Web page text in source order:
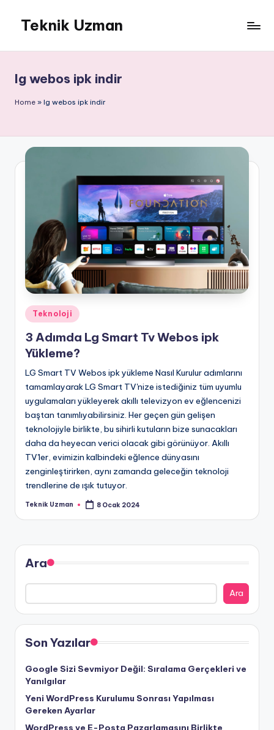
content
Teknik Uzman
lg webos ipk indir
Home » lg webos ipk indir
Posted
in
Teknoloji
3 Adımda Lg Smart Tv Webos ipk
Yükleme?
LG Smart TV Webos ipk yükleme Nasıl Kurulur adımlarını
tamamlayarak LG Smart TV'nize istediğiniz tüm uyumlu
uygulamaları yükleyerek akıllı televizyon ev eğlencenizi
baştan tanımlıyabilirsiniz. Her geçen gün gelişen
teknolojiyle birlikte, bu sihirli kutuların bize sunacakları
daha da heyecan verici olacak gibi görünüyor. Akıllı
TV'ler, evimizin kalbindeki eğlence dünyasını
zenginleştirirken, aynı zamanda geleceğin teknoloji
trendlerine de ışık tutuyor.
Posted
Teknik Uzman 8 Ocak 2024
Ara
Ara
Son Yazılar
Google Sizi Sevmiyor Değil: Sıralama Gerçekleri ve
Yanılgılar
Yeni WordPress Kurulumu Sonrası Yapılması
Gereken Ayarlar
WordPress ve E-Posta Pazarlamasını Birlikte